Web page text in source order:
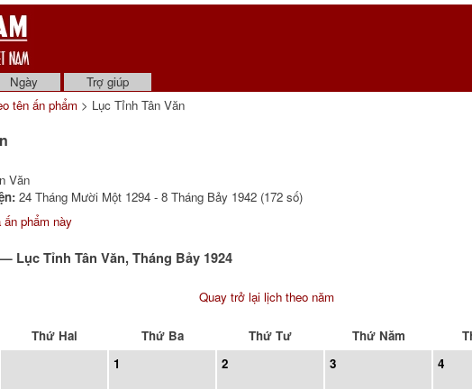
Ngày
Trợ giúp
tên ấn phẩm > Lục Tỉnh Tân Văn
Văn
24 Tháng Mười Một 1294 - 8 Tháng Bảy 1942 (172 số)
phẩm này
Lục Tỉnh Tân Văn, Tháng Bảy 1924
Quay trở lại lịch theo năm
Thứ Hai Thứ Ba Thứ Tư Thứ Năm
1
2 3 4